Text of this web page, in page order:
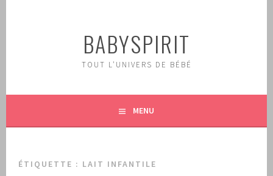
BABYSPIRIT
TOUT L'UNIVERS DE BÉBÉ
MENU
ÉTIQUETTE : LAIT INFANTILE